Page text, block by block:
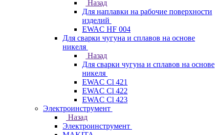
Назад
Для наплавки на рабочие поверхности
изделий
EWAC HF 004
Для сварки чугуна и сплавов на основе
никеля
Назад
Для сварки чугуна и сплавов на основе
никеля
EWAC Cl 421
EWAC Cl 422
EWAC Cl 423
Электроинструмент
Назад
Электроинструмент